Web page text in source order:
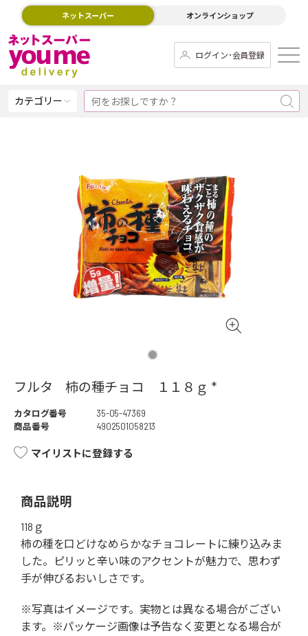
ネットスーパー オンラインショップ
ログイン･会員登録
カテゴリー
フルタ 柿の種チョコ １１８ｇ *
カタログ番号
35-05-47369
商品番号
4902501058213
マイリストに登録する
商品説明
118ｇ
柿の種を口どけなめらかなチョコレートに練り込みま
した。ピリッと辛い味のアクセントが魅力で、思わず
手が伸びるおいしさです。
※写真はイメージです。実物とは異なる場合がござい
ます。※パッケージ画像は予告なく変更となる場合が